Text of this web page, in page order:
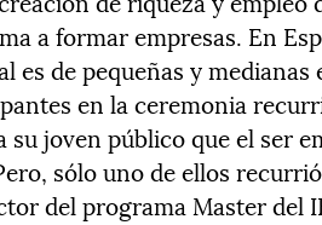
a formar empresas. En
es de pequeñas y medianas
en la ceremonia
su joven público que el ser
sólo uno de ellos
del programa Master del